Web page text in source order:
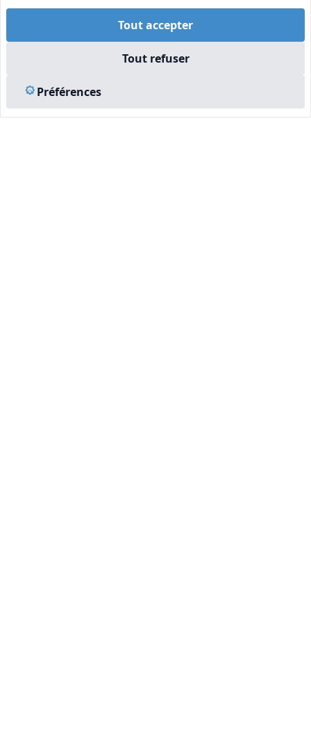
Tout accepter
Tout refuser
Préférences